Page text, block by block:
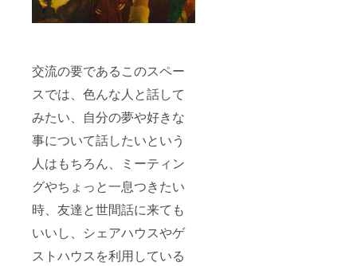
交流の要であるこのスペー
スでは、色んな人と話して
みたい、自分の夢や好きな
事について話したいという
人はもちろん、ミーティン
グやちょっと一息つきたい
時、友達と世間話に来ても
いいし、シェアハウスやゲ
ストハウスを利用している